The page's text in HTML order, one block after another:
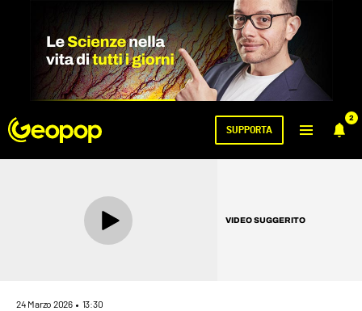
2
SUPPORTA
VIDEO SUGGERITO
24 Marzo 2026 13:30